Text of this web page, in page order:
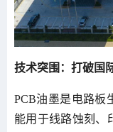
技术突围：打破国
PCB油墨是电路板
能用于线路蚀刻、